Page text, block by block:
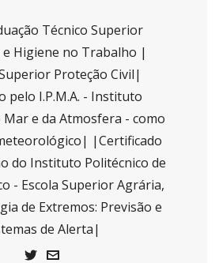
Técnico Superior
e Higiene no Trabalho |
Proteção Civil|
pelo I.P.M.A. - Instituto
e da Atmosfera - como
|Certificado
do Instituto Politécnico de
- Escola Superior Agrária,
de Extremos: Previsão e
de Alerta|